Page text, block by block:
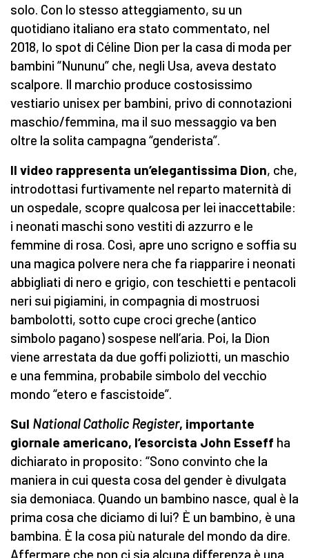
solo. Con lo stesso atteggiamento, su un
quotidiano italiano era stato commentato, nel
2018, lo spot di Céline Dion per la casa di moda per
bambini “Nununu” che, negli Usa, aveva destato
scalpore. Il marchio produce costosissimo
vestiario unisex per bambini, privo di connotazioni
maschio/femmina, ma il suo messaggio va ben
oltre la solita campagna “genderista”.
Il video rappresenta un’elegantissima Dion, che,
introdottasi furtivamente nel reparto maternità di
un ospedale, scopre qualcosa per lei inaccettabile:
i neonati maschi sono vestiti di azzurro e le
femmine di rosa. Così, apre uno scrigno e soffia su
una magica polvere nera che fa riapparire i neonati
abbigliati di nero e grigio, con teschietti e pentacoli
neri sui pigiamini, in compagnia di mostruosi
bambolotti, sotto cupe croci greche (antico
simbolo pagano) sospese nell’aria. Poi, la Dion
viene arrestata da due goffi poliziotti, un maschio
e una femmina, probabile simbolo del vecchio
mondo “etero e fascistoide”.
Sul National Catholic Register, importante
giornale americano, l’esorcista John Esseff ha
dichiarato in proposito: “Sono convinto che la
maniera in cui questa cosa del gender è divulgata
sia demoniaca. Quando un bambino nasce, qual è la
prima cosa che diciamo di lui? È un bambino, è una
bambina. È la cosa più naturale del mondo da dire.
Affermare che non ci sia alcuna differenza è una